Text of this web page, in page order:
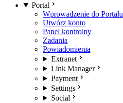
Portal
Wprowadzenie do Portalu
Utwórz konto
Panel kontrolny
Zadania
Powiadomienia
Extranet
Link Manager
Payment
Settings
Social